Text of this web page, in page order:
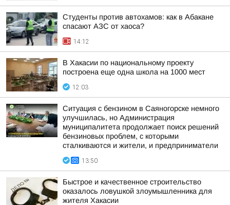
Студенты против автохамов: как в Абакане
спасают АЗС от хаоса?
14:12
В Хакасии по национальному проекту
построена еще одна школа на 1000 мест
12:03
Ситуация с бензином в Саяногорске немного
улучшилась, но Администрация
муниципалитета продолжает поиск решений
бензиновых проблем, с которыми
сталкиваются и жители, и предприниматели
13:50
Быстрое и качественное строительство
оказалось ловушкой злоумышленника для
жителя Хакасии